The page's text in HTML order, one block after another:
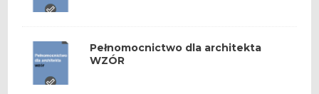
Pełnomocnictwo dla architekta
WZÓR